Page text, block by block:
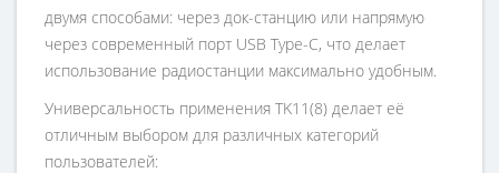
двумя способами: через док-станцию или напрямую
через современный порт USB Type-C, что делает
использование радиостанции максимально удобным.
Универсальность применения TK11(8) делает её
отличным выбором для различных категорий
пользователей: